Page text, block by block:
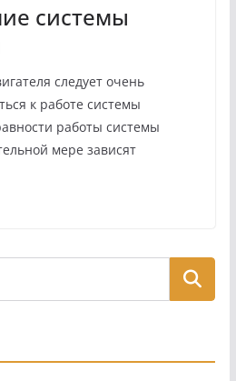
системы
следует очень
к работе системы
работы си­стемы
мере зависят